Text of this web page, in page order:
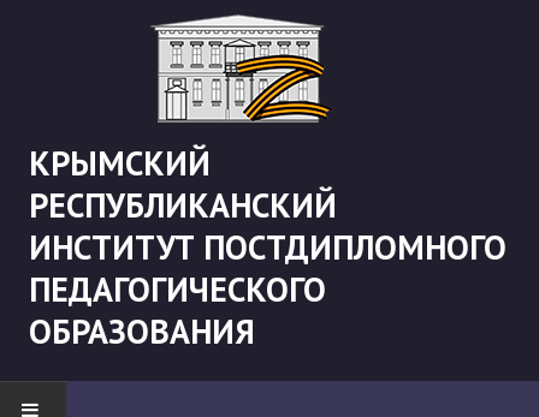
КРЫМСКИЙ
РЕСПУБЛИКАНСКИЙ
ИНСТИТУТ ПОСТДИПЛОМНОГО
ПЕДАГОГИЧЕСКОГО
ОБРАЗОВАНИЯ